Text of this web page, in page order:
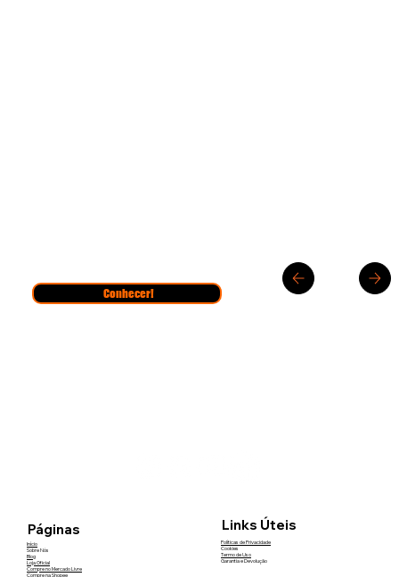
Conhecer!
Páginas
Início
Sobre Nós
Blog
Loja Oficial
Compre no Mercado Livre
Compre na Shopee
Links Úteis
Políticas de Privacidade
Cookies
Termo de Uso
Garantia e Devolução